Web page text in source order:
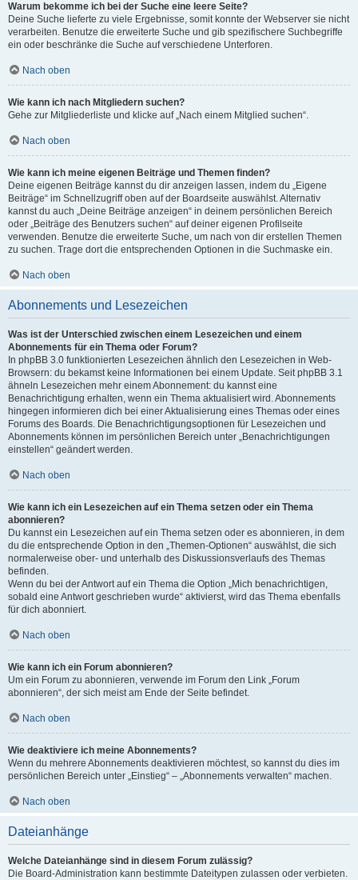
Warum bekomme ich bei der Suche eine leere Seite?
Deine Suche lieferte zu viele Ergebnisse, somit konnte der Webserver sie nicht
verarbeiten. Benutze die erweiterte Suche und gib spezifischere Suchbegriffe
ein oder beschränke die Suche auf verschiedene Unterforen.
Nach oben
Wie kann ich nach Mitgliedern suchen?
Gehe zur Mitgliederliste und klicke auf „Nach einem Mitglied suchen“.
Nach oben
Wie kann ich meine eigenen Beiträge und Themen finden?
Deine eigenen Beiträge kannst du dir anzeigen lassen, indem du „Eigene
Beiträge“ im Schnellzugriff oben auf der Boardseite auswählst. Alternativ
kannst du auch „Deine Beiträge anzeigen“ in deinem persönlichen Bereich
oder „Beiträge des Benutzers suchen“ auf deiner eigenen Profilseite
verwenden. Benutze die erweiterte Suche, um nach von dir erstellen Themen
zu suchen. Trage dort die entsprechenden Optionen in die Suchmaske ein.
Nach oben
Abonnements und Lesezeichen
Was ist der Unterschied zwischen einem Lesezeichen und einem
Abonnements für ein Thema oder Forum?
In phpBB 3.0 funktionierten Lesezeichen ähnlich den Lesezeichen in Web-
Browsern: du bekamst keine Informationen bei einem Update. Seit phpBB 3.1
ähneln Lesezeichen mehr einem Abonnement: du kannst eine
Benachrichtigung erhalten, wenn ein Thema aktualisiert wird. Abonnements
hingegen informieren dich bei einer Aktualisierung eines Themas oder eines
Forums des Boards. Die Benachrichtigungsoptionen für Lesezeichen und
Abonnements können im persönlichen Bereich unter „Benachrichtigungen
einstellen“ geändert werden.
Nach oben
Wie kann ich ein Lesezeichen auf ein Thema setzen oder ein Thema
abonnieren?
Du kannst ein Lesezeichen auf ein Thema setzen oder es abonnieren, in dem
du die entsprechende Option in den „Themen-Optionen“ auswählst, die sich
normalerweise ober- und unterhalb des Diskussionsverlaufs des Themas
befinden.
Wenn du bei der Antwort auf ein Thema die Option „Mich benachrichtigen,
sobald eine Antwort geschrieben wurde“ aktivierst, wird das Thema ebenfalls
für dich abonniert.
Nach oben
Wie kann ich ein Forum abonnieren?
Um ein Forum zu abonnieren, verwende im Forum den Link „Forum
abonnieren“, der sich meist am Ende der Seite befindet.
Nach oben
Wie deaktiviere ich meine Abonnements?
Wenn du mehrere Abonnements deaktivieren möchtest, so kannst du dies im
persönlichen Bereich unter „Einstieg“ – „Abonnements verwalten“ machen.
Nach oben
Dateianhänge
Welche Dateianhänge sind in diesem Forum zulässig?
Die Board-Administration kann bestimmte Dateitypen zulassen oder verbieten.